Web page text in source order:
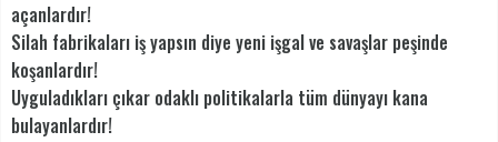
açanlardır!
Silah fabrikaları iş yapsın diye yeni işgal ve savaşlar peşinde
koşanlardır!
Uyguladıkları çıkar odaklı politikalarla tüm dünyayı kana
bulayanlardır!